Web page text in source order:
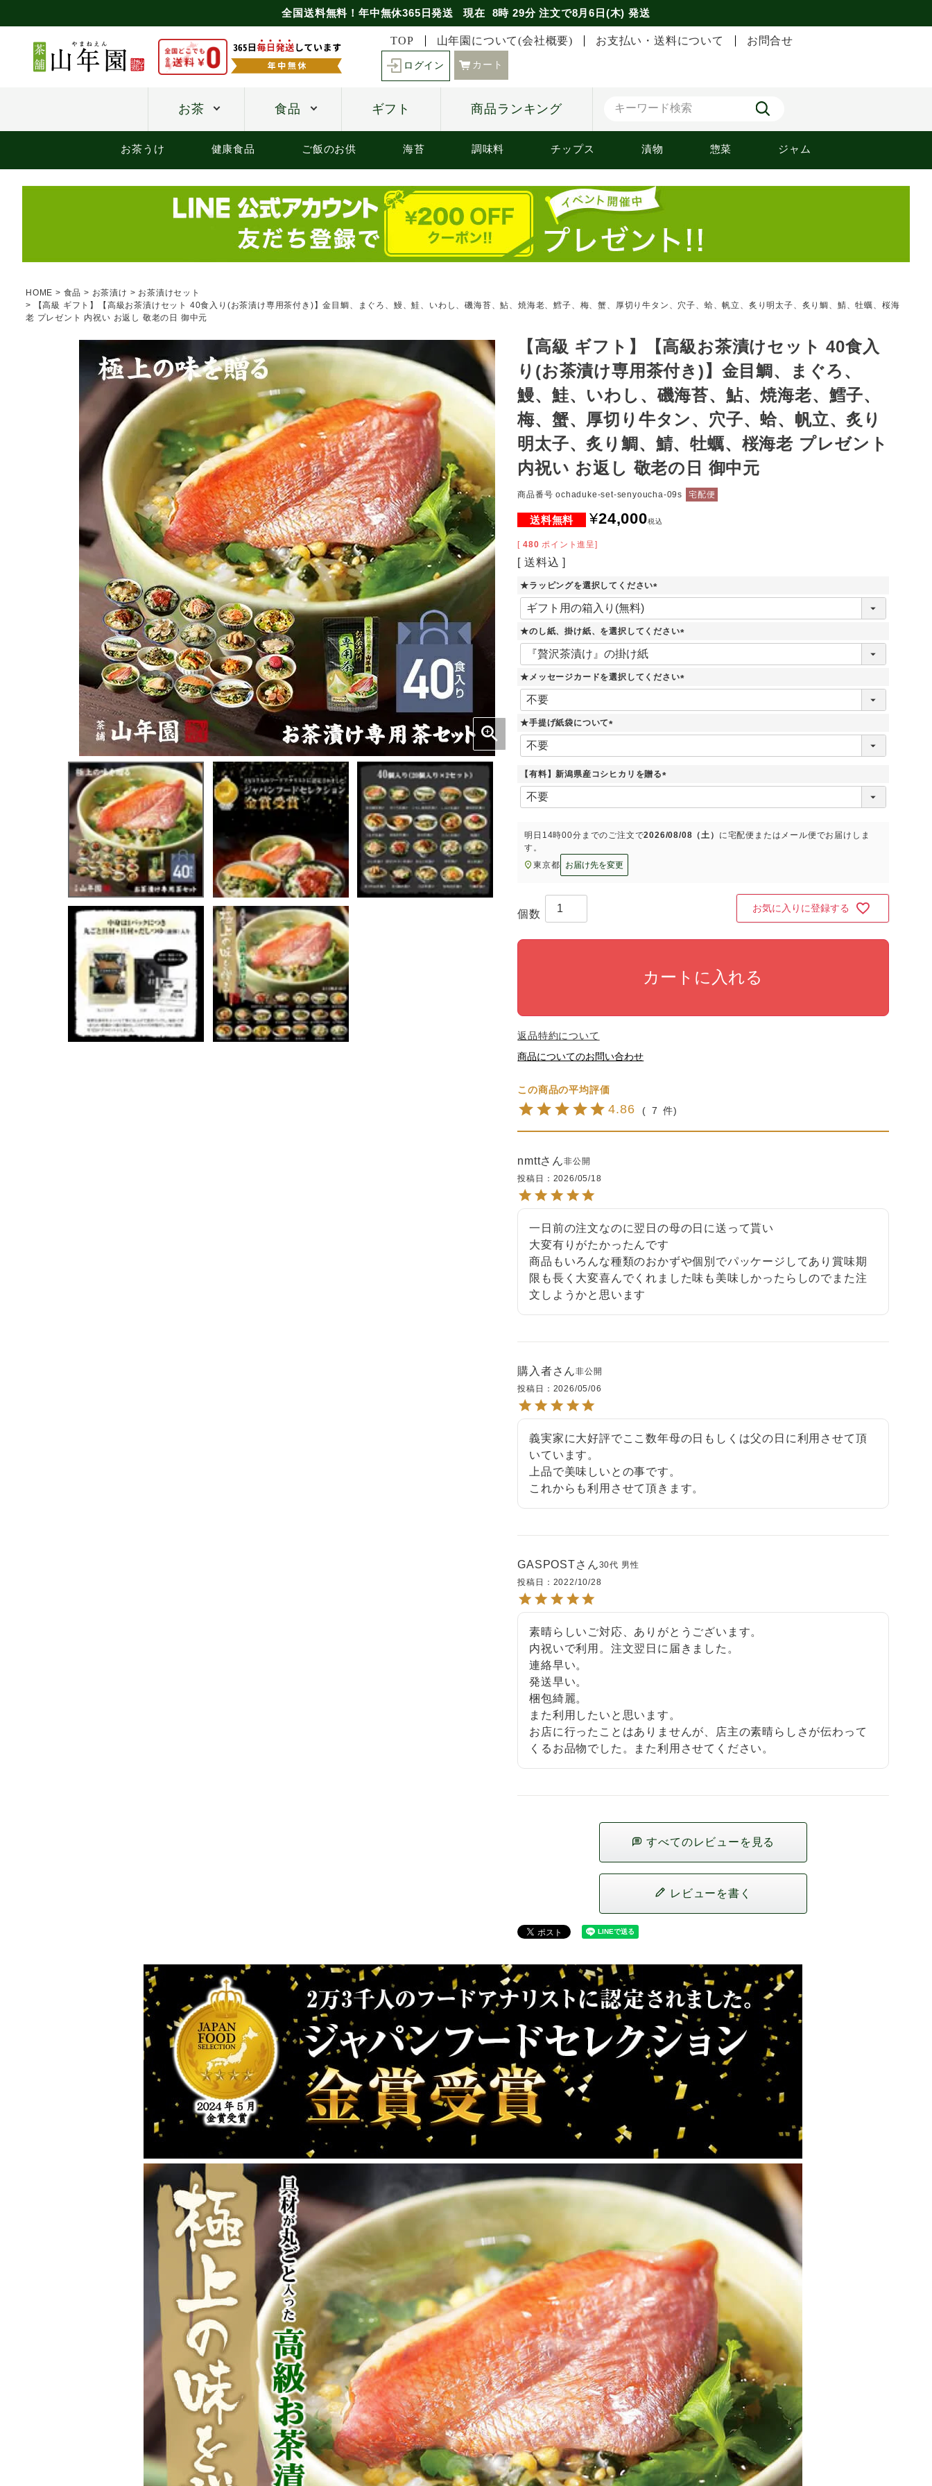
全国送料無料！年中無休365日発送 現在 8時 29分注文で8月6日(木) 発送
TOP 山年園について(会社概要) お支払い・送料について お問合せ
ログイン カート
お茶 食品 ギフト 商品ランキング
お茶うけ 健康食品 ご飯のお供 海苔 調味料 チップス 漬物 惣菜 ジャム
HOME 食品 お茶漬け
お茶漬けセット
【高級 ギフト】【高級お茶漬けセット 40食入り(お茶漬け専用茶付き)】金目鯛、まぐろ、鰻、鮭、いわし、磯海苔、鮎、焼海老、鱈子、梅、蟹、厚切り牛タン、穴子、蛤、帆立、炙り明太子、炙り鯛、鯖、牡蠣、桜海
老 プレゼント 内祝い お返し 敬老の日 御中元
【高級 ギフト】【高級お茶漬けセット 40食入
り(お茶漬け専用茶付き)】金目鯛、まぐろ、
鰻、鮭、いわし、磯海苔、鮎、焼海老、鱈子、
梅、蟹、厚切り牛タン、穴子、蛤、帆立、炙り
明太子、炙り鯛、鯖、牡蠣、桜海老 プレゼント
内祝い お返し 敬老の日 御中元
商品番号 ochaduke-set-senyoucha-09s 宅配便
¥24,000税込
[ 480 ポイント進呈]
送料込
★ラッピングを選択してください
(
須
)
★のし紙、掛け紙、を選択してください
(
★メッセージカードを選択してください
(
★手提げ紙袋について
(
)
【有料】新潟県産コシヒカリを贈る
(
明日 14時00分 までのご注文で2026/08/08（土） に宅配便またはメール便でお届けしま
す。
東京都
お届け先を変更
お気に入りに登録する
カートに入れる
返品特約について
商品についてのお問い合わせ
4.86 7
nmtt
非公開
投稿日
2026/05/18
一日前の注文なのに翌日の母の日に送って貰い
大変有りがたかったんです
商品もいろんな種類のおかずや個別でパッケージしてあり賞味期
限も長く大変喜んでくれました味も美味しかったらしのでまた注
文しようかと思います
購入者
非公開
投稿日
2026/05/06
義実家に大好評でここ数年母の日もしくは父の日に利用させて頂
いています。
上品で美味しいとの事です。
これからも利用させて頂きます。
GASPOST 30代 男性
投稿日
2022/10/28
素晴らしいご対応、ありがとうございます。
内祝いで利用。注文翌日に届きました。
連絡早い。
発送早い。
梱包綺麗。
また利用したいと思います。
お店に行ったことはありませんが、店主の素晴らしさが伝わって
くるお品物でした。また利用させてください。
すべてのレビューを見る
レビューを書く